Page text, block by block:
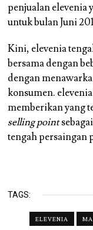
penjualan elevenia
untuk bulan Juni
Kini, elevenia
bersama dengan
dengan
konsumen.
memberikan yang
selling point
tengah persaingan
TAGS:
ELEVENIA